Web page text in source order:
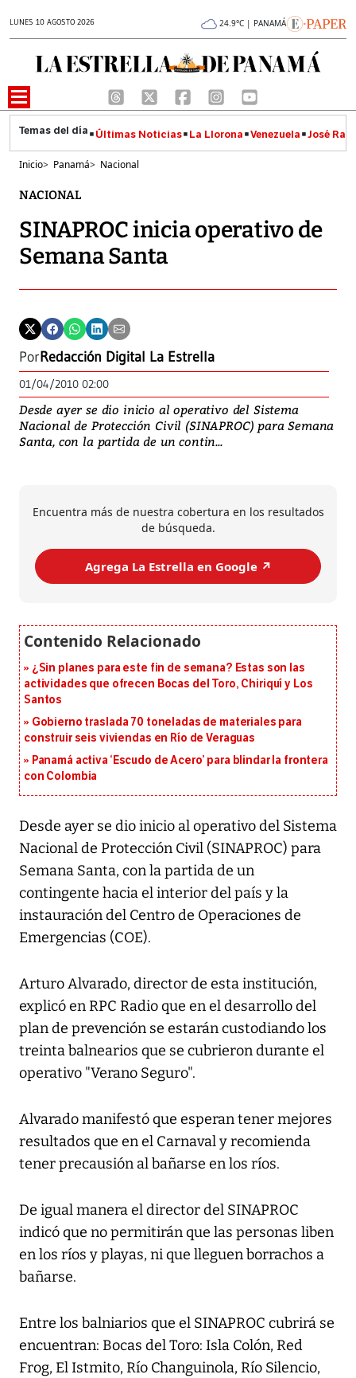
LUNES 10 AGOSTO 2026 24.9°C | PANAMÁ
Últimas Noticias La Llorona Venezuela José
Inicio> Panamá> Nacional
NACIONAL
SINAPROC inicia operativo de
Semana Santa
PorRedacción Digital La Estrella
01/04/2010 02:00
Desde ayer se dio inicio al operativo del Sistema
Nacional de Protección Civil (SINAPROC) para Semana
Santa, con la partida de un contin...
Encuentra más de nuestra cobertura en los resultados
de búsqueda.
Agrega La Estrella en Google ↗️
¿Sin planes para este fin de semana? Estas son las
actividades que ofrecen Bocas del Toro, Chiriquí y Los
Santos
Gobierno traslada 70 toneladas de materiales para
construir seis viviendas en Río de Veraguas
Panamá activa ‘Escudo de Acero’ para blindar la frontera
con Colombia
Desde ayer se dio inicio al operativo del Sistema
Nacional de Protección Civil (SINAPROC) para
Semana Santa, con la partida de un
contingente hacia el interior del país y la
instauración del Centro de Operaciones de
Emergencias (COE).
Arturo Alvarado, director de esta institución,
explicó en RPC Radio que en el desarrollo del
plan de prevención se estarán custodiando los
treinta balnearios que se cubrieron durante el
operativo "Verano Seguro".
Alvarado manifestó que esperan tener mejores
resultados que en el Carnaval y recomienda
tener precausión al bañarse en los ríos.
De igual manera el director del SINAPROC
indicó que no permitirán que las personas liben
en los ríos y playas, ni que lleguen borrachos a
bañarse.
Entre los balniarios que el SINAPROC cubrirá se
encuentran: Bocas del Toro: Isla Colón, Red
Frog, El Istmito, Río Changuinola, Río Silencio,